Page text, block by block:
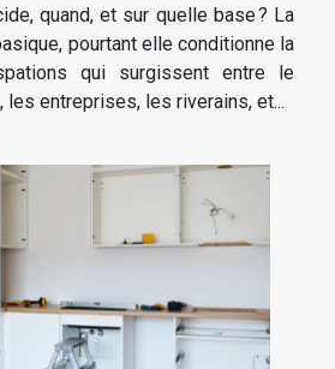
quand, et sur quelle base ? La
pourtant elle conditionne la
qui surgissent entre le
les entreprises, les riverains, et...